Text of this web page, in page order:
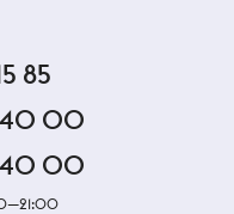
85
40 00
40 00